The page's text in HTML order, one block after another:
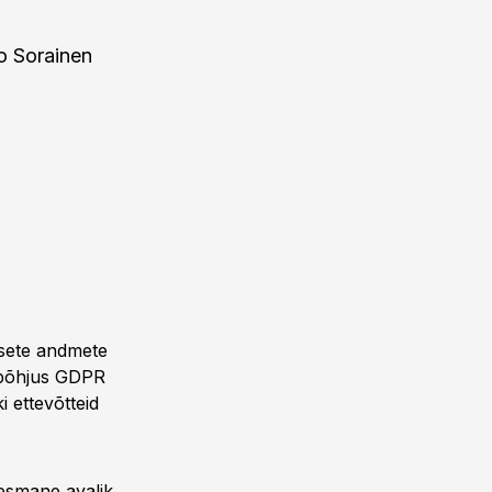
Sorainen
andmete
GDPR
ettevõtteid